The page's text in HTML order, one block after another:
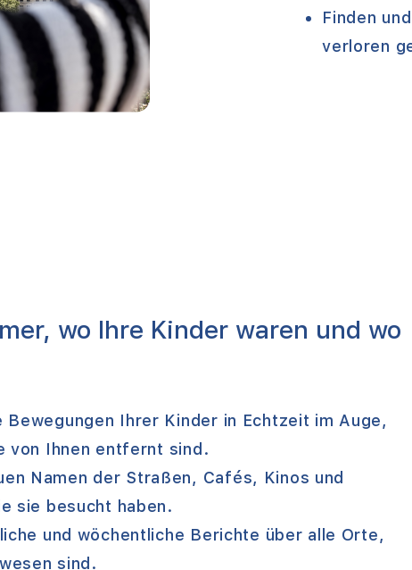
Finden
verloren
wo Ihre Kinder waren und wo
Bewegungen Ihrer Kinder in Echtzeit im Auge,
von Ihnen entfernt sind.
Namen der Straßen, Cafés, Kinos und
sie besucht haben.
und wöchentliche Berichte über alle Orte,
sind.